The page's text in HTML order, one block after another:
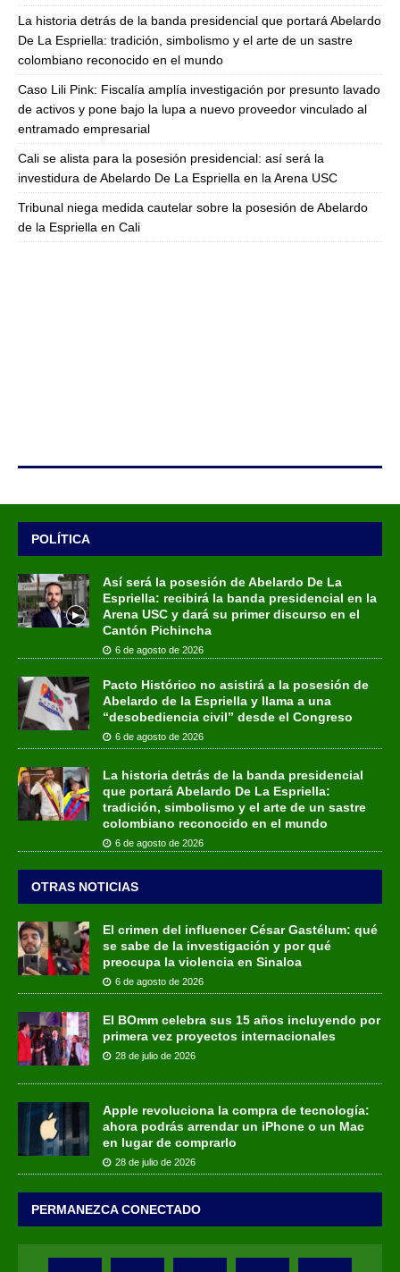
La historia detrás de la banda presidencial que portará Abelardo
De La Espriella: tradición, simbolismo y el arte de un sastre
colombiano reconocido en el mundo
Caso Lili Pink: Fiscalía amplía investigación por presunto lavado
de activos y pone bajo la lupa a nuevo proveedor vinculado al
entramado empresarial
Cali se alista para la posesión presidencial: así será la
investidura de Abelardo De La Espriella en la Arena USC
Tribunal niega medida cautelar sobre la posesión de Abelardo
de la Espriella en Cali
POLÍTICA
Así será la posesión de Abelardo De La
Espriella: recibirá la banda presidencial en la
Arena USC y dará su primer discurso en el
Cantón Pichincha
6 de agosto de 2026
Pacto Histórico no asistirá a la posesión de
Abelardo de la Espriella y llama a una
“desobediencia civil” desde el Congreso
6 de agosto de 2026
La historia detrás de la banda presidencial
que portará Abelardo De La Espriella:
tradición, simbolismo y el arte de un sastre
colombiano reconocido en el mundo
6 de agosto de 2026
OTRAS NOTICIAS
El crimen del influencer César Gastélum: qué
se sabe de la investigación y por qué
preocupa la violencia en Sinaloa
6 de agosto de 2026
El BOmm celebra sus 15 años incluyendo por
primera vez proyectos internacionales
28 de julio de 2026
Apple revoluciona la compra de tecnología:
ahora podrás arrendar un iPhone o un Mac
en lugar de comprarlo
28 de julio de 2026
PERMANEZCA CONECTADO